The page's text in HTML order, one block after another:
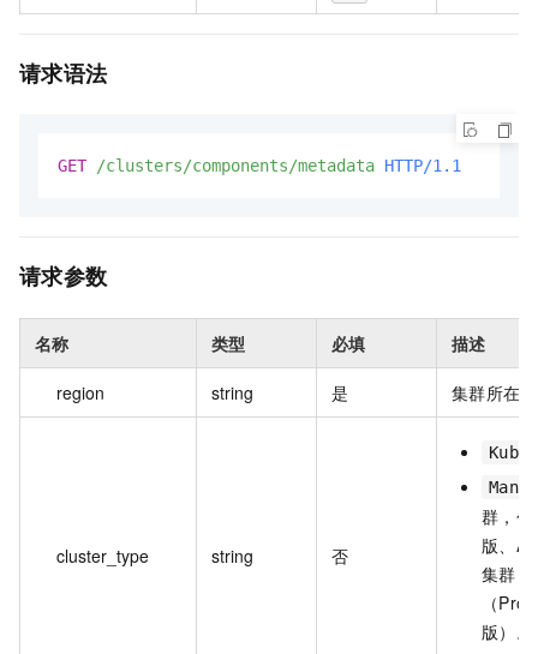
请求语法
GET /clusters/components/metadata HTTP/1.1
请求参数
名称 类型 必填 描述
region string 是 集群所在
cluster_type string 否
群，
版、
集群
（
版）。